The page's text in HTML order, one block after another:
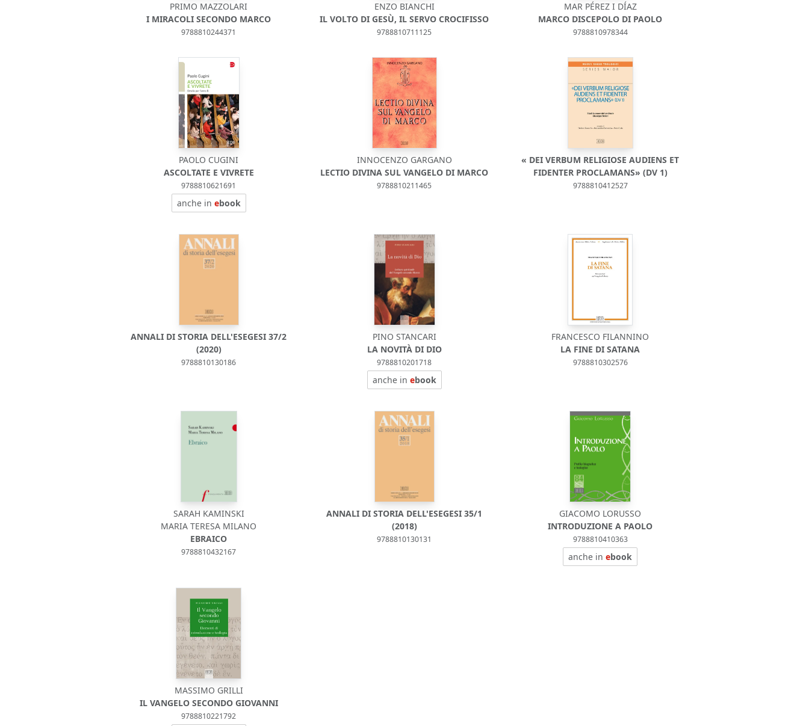
PRIMO MAZZOLARI
I MIRACOLI SECONDO MARCO
9788810244371
ENZO BIANCHI
IL VOLTO DI GESÙ, IL SERVO CROCIFISSO
9788810711125
MAR PÉREZ I DÍAZ
MARCO DISCEPOLO DI PAOLO
9788810978344
PAOLO CUGINI
ASCOLTATE E VIVRETE
9788810621691
anche in ebook
INNOCENZO GARGANO
LECTIO DIVINA SUL VANGELO DI MARCO
9788810211465
« DEI VERBUM RELIGIOSE AUDIENS ET
FIDENTER PROCLAMANS» (DV 1)
9788810412527
ANNALI DI STORIA DELL'ESEGESI 37/2
(2020)
9788810130186
PINO STANCARI
LA NOVITÀ DI DIO
9788810201718
anche in ebook
FRANCESCO FILANNINO
LA FINE DI SATANA
9788810302576
SARAH KAMINSKI
MARIA TERESA MILANO
EBRAICO
9788810432167
ANNALI DI STORIA DELL'ESEGESI 35/1
(2018)
9788810130131
GIACOMO LORUSSO
INTRODUZIONE A PAOLO
9788810410363
anche inebook
MASSIMO GRILLI
IL VANGELO SECONDO GIOVANNI
9788810221792